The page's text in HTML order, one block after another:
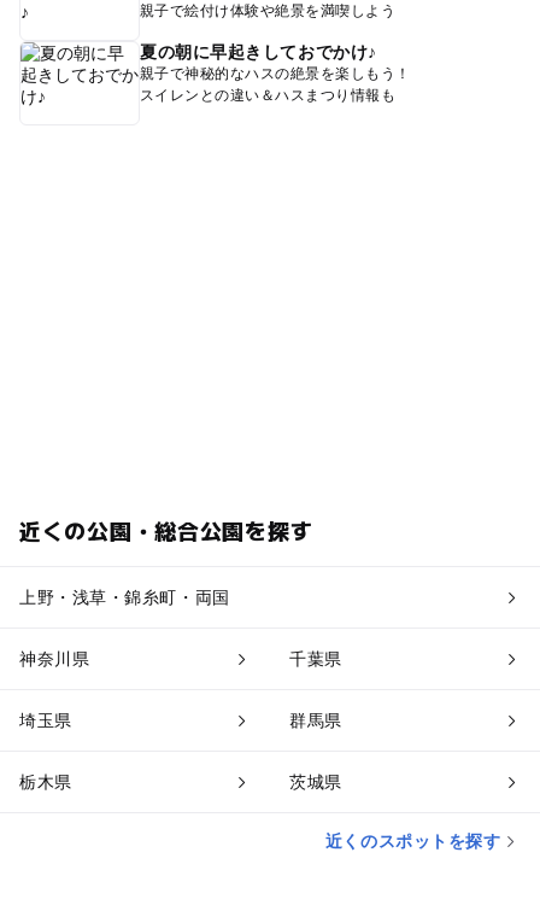
親子で絵付け体験や絶景を満喫しよう
夏の朝に早起きしておでかけ♪
親子で神秘的なハスの絶景を楽しもう！
スイレンとの違い＆ハスまつり情報も
近くの公園・総合公園を探す
上野・浅草・錦糸町・両国
神奈川県 千葉県
埼玉県 群馬県
栃木県 茨城県
近くのスポットを探す